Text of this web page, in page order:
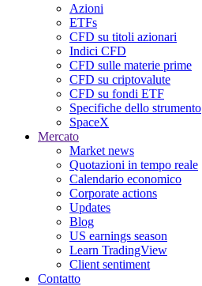
Azioni
ETFs
CFD su titoli azionari
Indici CFD
CFD sulle materie prime
CFD su criptovalute
CFD su fondi ETF
Specifiche dello strumento
SpaceX
Mercato
Market news
Quotazioni in tempo reale
Calendario economico
Corporate actions
Updates
Blog
US earnings season
Learn TradingView
Client sentiment
Contatto